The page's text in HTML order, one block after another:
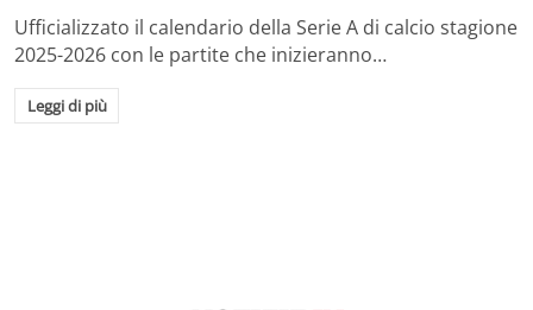
Ufficializzato il calendario della Serie A di calcio stagione
2025-2026 con le partite che inizieranno…
Leggi di più